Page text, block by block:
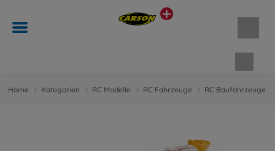
Home Kategorien RC Modelle RC Fahrzeuge RC Baufahrzeuge